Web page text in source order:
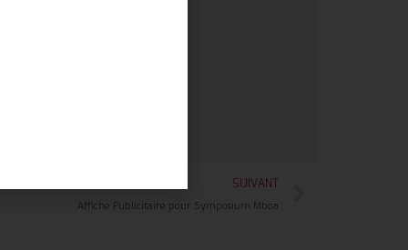
SUIVANT
Affiche Publicitaire pour Symposium Mboa